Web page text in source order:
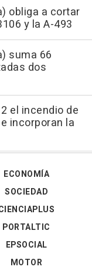
obliga a cortar
y la A-493
suma 66
dos
el incendio de
incorporan la
ECONOMÍA
SOCIEDAD
PORTALTIC
EPSOCIAL
MOTOR